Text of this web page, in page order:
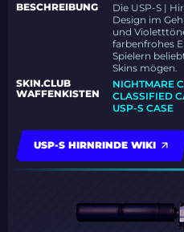
BESCHREIBUNG
Die USP-S |
Design im
und
farbenfrohes
Spielern
Skins mögen.
SKIN.CLUB
WAFFENKISTEN
NIGHTMARE
CLASSIFIED
USP-S CASE
USP-S HIRNRINDE WIKI